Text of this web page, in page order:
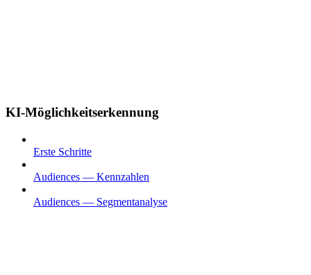
KI-Möglichkeitserkennung
Erste Schritte
Audiences — Kennzahlen
Audiences — Segmentanalyse